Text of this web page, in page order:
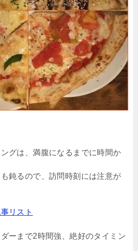
グは、満腹になるまでに時間か
鈍るので、訪問時刻には注意が
リスト
ーまで2時間強、絶好のタイミン